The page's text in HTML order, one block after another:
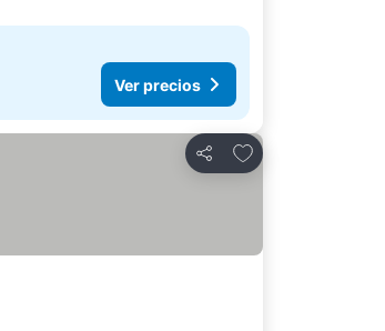
Ver precios
Compartir
Agregar a favoritos